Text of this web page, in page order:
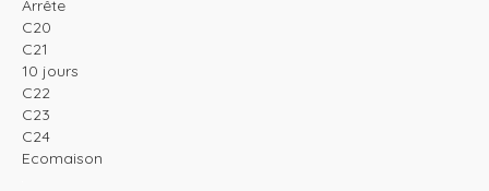
Arrête
C20
C21
10 jours
C22
C23
C24
Ecomaison